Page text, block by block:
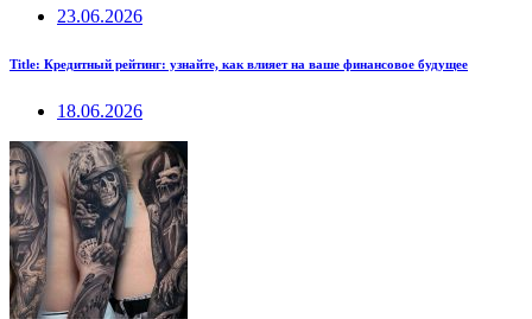
23.06.2026
Title: Кредитный рейтинг: узнайте, как влияет на ваше финансовое будущее
18.06.2026